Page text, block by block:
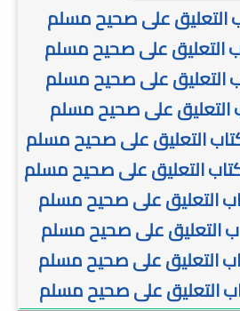
التعليق على صحيح مسلم
التعليق على صحيح مسلم
التعليق على صحيح مسلم
التعليق على صحيح مسلم
التعليق على صحيح مسلم
التعليق على صحيح مسلم
التعليق على صحيح مسلم
التعليق على صحيح مسلم
التعليق على صحيح مسلم
التعليق على صحيح مسلم